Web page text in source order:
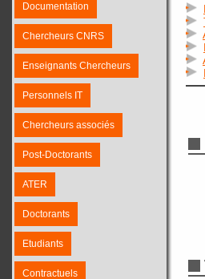
Documentation
Chercheurs CNRS
Enseignants Chercheurs
Personnels IT
Chercheurs associés
Post-Doctorants
ATER
Doctorants
Etudiants
Contractuels